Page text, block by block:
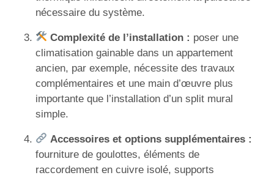
nécessaire du système.
Complexité de l’installation : poser une
climatisation gainable dans un appartement
ancien, par exemple, nécessite des travaux
complémentaires et une main d’œuvre plus
importante que l’installation d’un split mural
simple.
Accessoires et options supplémentaires :
fourniture de goulottes, éléments de
raccordement en cuivre isolé, supports